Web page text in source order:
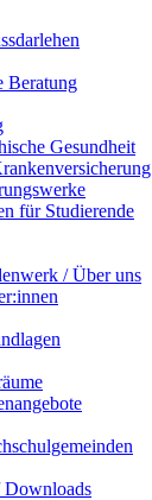
Beratung
Gesundheit
für Studierende
/ Über uns
Downloads